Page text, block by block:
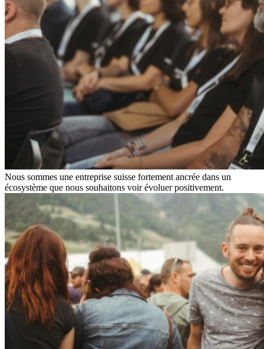
Nous sommes une entreprise suisse fortement ancrée dans un
écosystème que nous souhaitons voir évoluer positivement.